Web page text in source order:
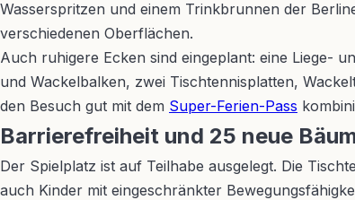
Wasserspritzen und einem Trinkbrunnen der
verschiedenen Oberflächen.
Auch ruhigere Ecken sind eingeplant: eine Liege-
und Wackelbalken, zwei Tischtennisplatten,
den Besuch gut mit dem Super-Ferien-Pass
Barrierefreiheit und 25 neue
Der Spielplatz ist auf Teilhabe ausgelegt. Die
auch Kinder mit eingeschränkter